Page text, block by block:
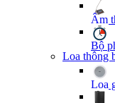
Âm
Bộ
Loa thông
Loa